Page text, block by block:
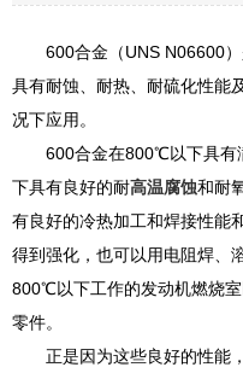
600合金（UNS N06600
具有耐蚀、耐热、耐硫化性能
况下应用。
600合金在800℃以下具有
下具有良好的耐高温腐蚀和耐
有良好的冷热加工和焊接性能
得到强化，也可以用电阻焊、
800℃以下工作的发动机燃烧
零件。
正是因为这些良好的性能